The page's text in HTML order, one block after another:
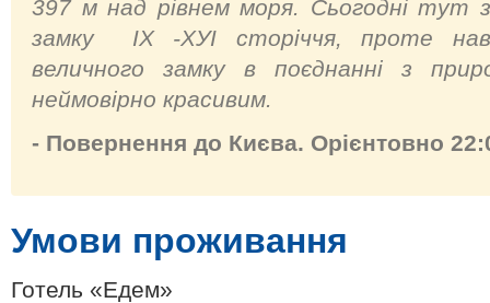
397 м над рівнем моря. Сьогодні тут
замку ІХ -ХУІ сторіччя, проте
величного замку в поєднанні з
неймовірно красивим.
- Повернення до Києва. Орієнтовно
Умови проживання
Готель «Едем»